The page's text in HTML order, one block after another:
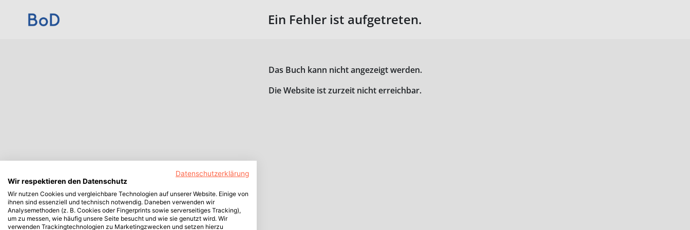
Ein Fehler ist aufgetreten.
Das Buch kann nicht angezeigt werden.
Die Website ist zurzeit nicht erreichbar.
Datenschutzerklärung
Wir respektieren den Datenschutz
Wir nutzen Cookies und vergleichbare Technologien auf unserer Website. Einige von
ihnen sind essenziell und technisch notwendig. Daneben verwenden wir
Analysemethoden (z. B. Cookies oder Fingerprints sowie serverseitiges Tracking),
um zu messen, wie häufig unsere Seite besucht und wie sie genutzt wird. Wir
verwenden Trackingtechnologien zu Marketingzwecken und setzen hierzu